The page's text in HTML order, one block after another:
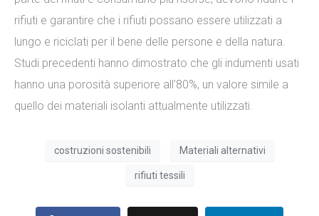
rifiuti e garantire che i rifiuti possano essere utilizzati a
lungo e riciclati per il bene delle persone e della natura.
Studi precedenti hanno dimostrato che gli indumenti usati
hanno una porosità superiore all’80%, un valore simile a
quello dei materiali isolanti attualmente utilizzati.
costruzioni sostenibili Materiali alternativi
rifiuti tessili